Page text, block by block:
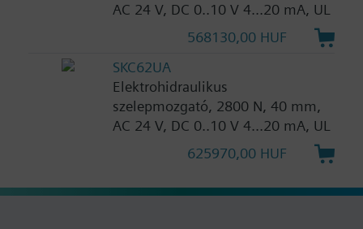
AC 24 V, DC 0..10 V 4...20 mA, UL
568130,00 HUF
SKC62UA
Elektrohidraulikus
szelepmozgató, 2800 N, 40 mm,
AC 24 V, DC 0..10 V 4...20 mA, UL
625970,00 HUF